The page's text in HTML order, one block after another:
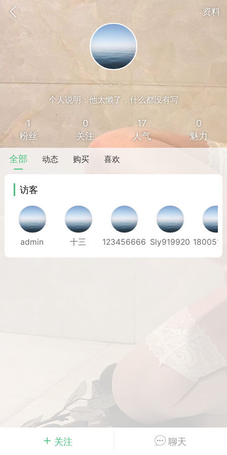
资料
味”的小姐
大二女生囡囡
女
关注 聊天
。。。
个人说明：他太懒了，什么都没有写
1
粉丝
0
关注
17
人气
0
魅力
全部 动态 购买 喜欢
访客
admin 十三 123456666 Sly919920